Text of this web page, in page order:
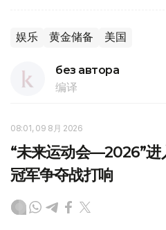
娱乐 黄金储备 美国
без автора
编译
08:01, 09 8月 2026
“未来运动会—2026”进
冠军争夺战打响